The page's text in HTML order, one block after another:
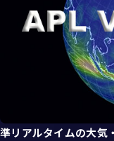
準リアルタイムの大気